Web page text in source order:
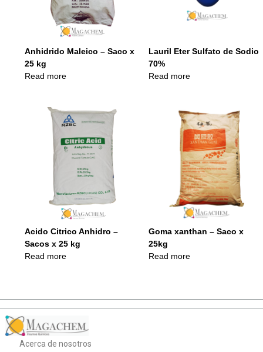
Anhidrido Maleico – Saco x
25 kg
Read more
Lauril Eter Sulfato de Sodio
70%
Read more
Acido Citrico Anhidro –
Sacos x 25 kg
Read more
Goma xanthan – Saco x
25kg
Read more
Acerca de nosotros